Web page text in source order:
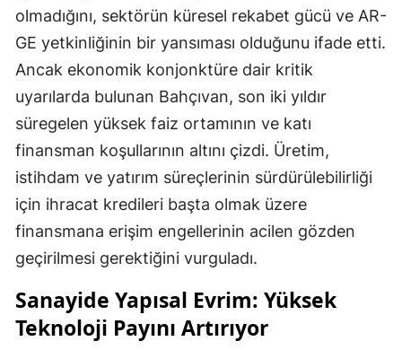
olmadığını, sektörün küresel rekabet gücü ve AR-
GE yetkinliğinin bir yansıması olduğunu ifade etti.
Ancak ekonomik konjonktüre dair kritik
uyarılarda bulunan Bahçıvan, son iki yıldır
süregelen yüksek faiz ortamının ve katı
finansman koşullarının altını çizdi. Üretim,
istihdam ve yatırım süreçlerinin sürdürülebilirliği
için ihracat kredileri başta olmak üzere
finansmana erişim engellerinin acilen gözden
geçirilmesi gerektiğini vurguladı.
Sanayide Yapısal Evrim: Yüksek
Teknoloji Payını Artırıyor